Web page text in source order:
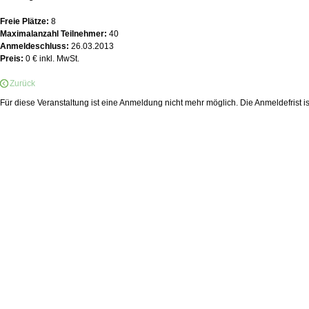
Freie Plätze: 8
Maximalanzahl Teilnehmer: 40
Anmeldeschluss: 26.03.2013
Preis: 0 € inkl. MwSt.
Zurück
Für diese Veranstaltung ist eine Anmeldung nicht mehr möglich. Die Anmeldefrist